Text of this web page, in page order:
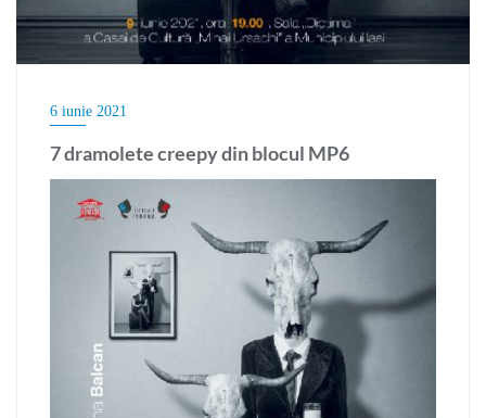
6 iunie 2021
7 dramolete creepy din blocul MP6